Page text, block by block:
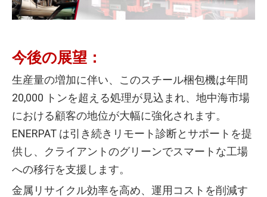
今後の展望：
生産量の増加に伴い、このスチール梱包機は年間
20,000 トンを超える処理が見込まれ、地中海市場
における顧客の地位が大幅に強化されます。
ENERPAT は引き続きリモート診断とサポートを提
供し、クライアントのグリーンでスマートな工場
への移行を支援します。
金属リサイクル効率を高め、運用コストを削減す